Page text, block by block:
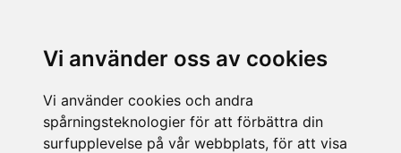
Vi använder oss av cookies
Vi använder cookies och andra
spårningsteknologier för att förbättra din
surfupplevelse på vår webbplats, för att visa